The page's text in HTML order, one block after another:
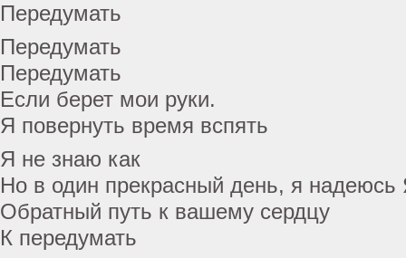
Передумать
Передумать
Передумать
Если берет мои руки.
Я повернуть время вспять
Я не знаю как
Но в один прекрасный день, я надеюсь
Обратный путь к вашему сердцу
К передумать